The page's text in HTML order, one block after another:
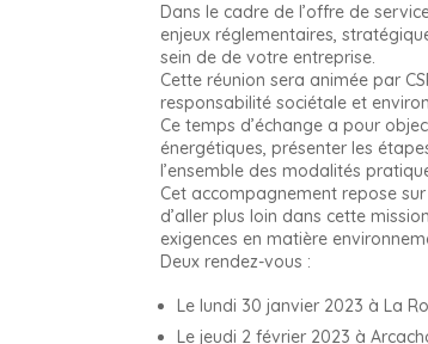
Dans le cadre de l’offre de
enjeux réglementaires,
sein de de votre entreprise.
Cette réunion sera animée par
responsabilité sociétale et
Ce temps d’échange a pour
énergétiques, présenter les
l’ensemble des modalités
Cet accompagnement repose
d’aller plus loin dans cette
exigences en matière
Deux rendez-vous :
Le lundi 30 janvier 2023 à La
Le jeudi 2 février 2023 à